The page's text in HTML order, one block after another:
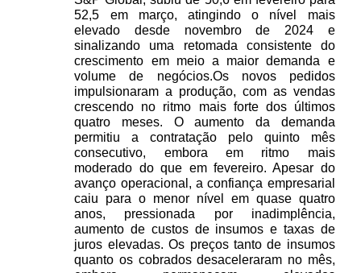
52,5 em março, atingindo o nível mais
elevado desde novembro de 2024 e
sinalizando uma retomada consistente do
crescimento em meio a maior demanda e
volume de negócios.Os novos pedidos
impulsionaram a produção, com as vendas
crescendo no ritmo mais forte dos últimos
quatro meses. O aumento da demanda
permitiu a contratação pelo quinto mês
consecutivo, embora em ritmo mais
moderado do que em fevereiro. Apesar do
avanço operacional, a confiança empresarial
caiu para o menor nível em quase quatro
anos, pressionada por inadimplência,
aumento de custos de insumos e taxas de
juros elevadas. Os preços tanto de insumos
quanto os cobrados desaceleraram no mês,